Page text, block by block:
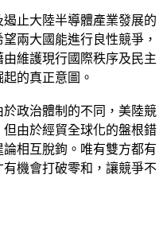
止大陸半導體產業發展的
兩大國能進行良性競爭，
維護現行國際秩序及民主
的真正意圖。
政治體制的不同，美陸競
由於經貿全球化的盤根錯
相互脫鉤。唯有雙方都有
有機會打破零和，讓競爭不